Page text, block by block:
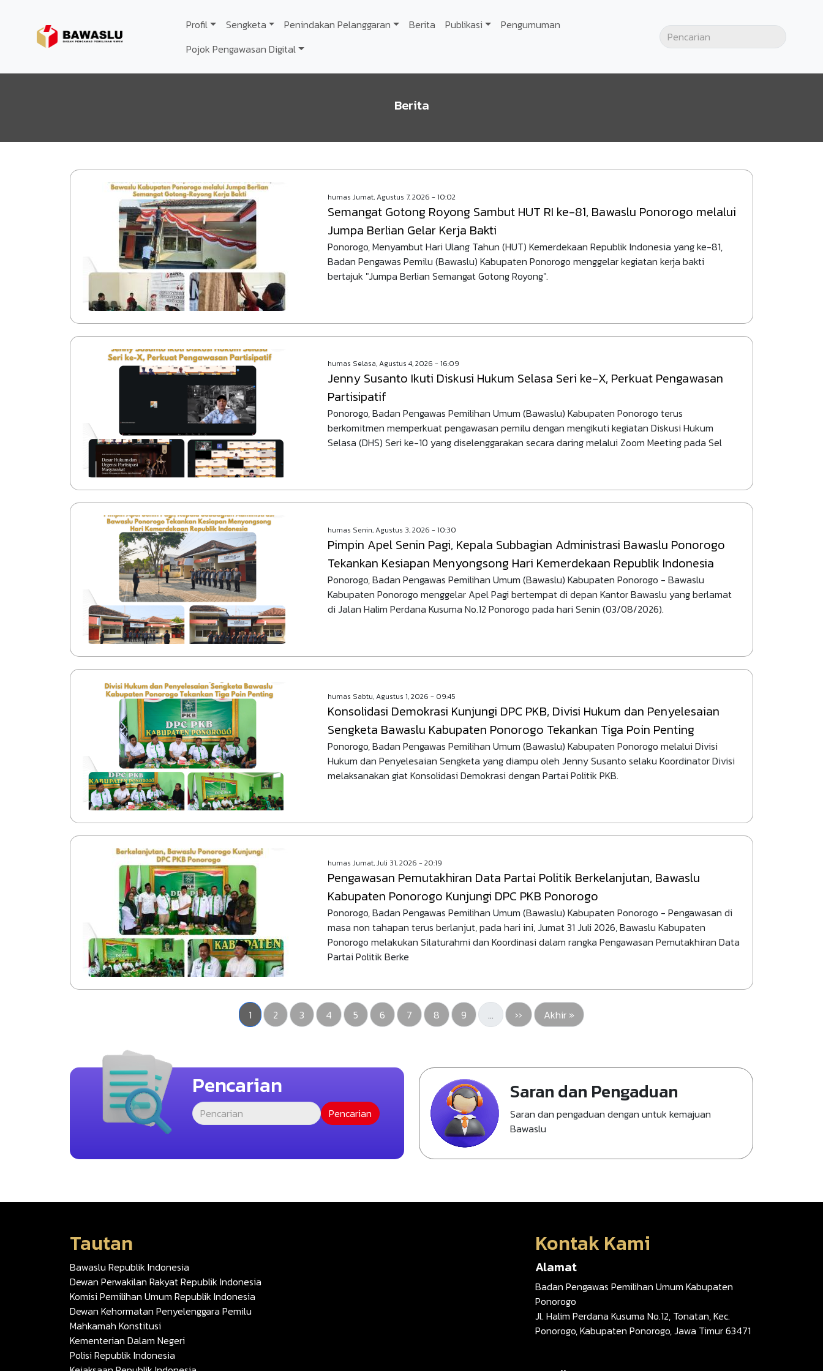
Profil
Sengketa Penindakan Pelanggaran Berita Publikasi
Pengumuman
Pojok Pengawasan Digital
Berita
humas Jumat, Agustus 7, 2026 - 10:02
Semangat Gotong Royong Sambut HUT RI ke-81, Bawaslu Ponorogo melalui
Jumpa Berlian Gelar Kerja Bakti
Ponorogo, Menyambut Hari Ulang Tahun (HUT) Kemerdekaan Republik Indonesia yang ke-81,
Badan Pengawas Pemilu (Bawaslu) Kabupaten Ponorogo menggelar kegiatan kerja bakti
bertajuk "Jumpa Berlian Semangat Gotong Royong".
humas Selasa, Agustus 4, 2026 - 16:09
Jenny Susanto Ikuti Diskusi Hukum Selasa Seri ke-X, Perkuat Pengawasan
Partisipatif
Ponorogo, Badan Pengawas Pemilihan Umum (Bawaslu) Kabupaten Ponorogo terus
berkomitmen memperkuat pengawasan pemilu dengan mengikuti kegiatan Diskusi Hukum
Selasa (DHS) Seri ke-10 yang diselenggarakan secara daring melalui Zoom Meeting pada Sel
humas Senin, Agustus 3, 2026 - 10:30
Pimpin Apel Senin Pagi, Kepala Subbagian Administrasi Bawaslu Ponorogo
Tekankan Kesiapan Menyongsong Hari Kemerdekaan Republik Indonesia
Ponorogo, Badan Pengawas Pemilihan Umum (Bawaslu) Kabupaten Ponorogo - Bawaslu
Kabupaten Ponorogo menggelar Apel Pagi bertempat di depan Kantor Bawaslu yang berlamat
di Jalan Halim Perdana Kusuma No.12 Ponorogo pada hari Senin (03/08/2026).
humas Sabtu, Agustus 1, 2026 - 09:45
Konsolidasi Demokrasi Kunjungi DPC PKB, Divisi Hukum dan Penyelesaian
Sengketa Bawaslu Kabupaten Ponorogo Tekankan Tiga Poin Penting
Ponorogo, Badan Pengawas Pemilihan Umum (Bawaslu) Kabupaten Ponorogo melalui Divisi
Hukum dan Penyelesaian Sengketa yang diampu oleh Jenny Susanto selaku Koordinator Divisi
melaksanakan giat Konsolidasi Demokrasi dengan Partai Politik PKB.
humas Jumat, Juli 31, 2026 - 20:19
Pengawasan Pemutakhiran Data Partai Politik Berkelanjutan, Bawaslu
Kabupaten Ponorogo Kunjungi DPC PKB Ponorogo
Ponorogo, Badan Pengawas Pemilihan Umum (Bawaslu) Kabupaten Ponorogo - Pengawasan di
masa non tahapan terus berlanjut, pada hari ini, Jumat 31 Juli 2026, Bawaslu Kabupaten
Ponorogo melakukan Silaturahmi dan Koordinasi dalam rangka Pengawasan Pemutakhiran Data
Partai Politik Berke
Halaman sekarang
1 Pengawasan
2 Pengawasan
3 Pengawasan
4 Pengawasan
5 Pengawasan
6 Pengawasan
7 Pengawasan
8 Pengawasan
9 … Halaman berikutnya
›› Last page
Akhir »
Pencarian Saran dan Pengaduan
Saran dan pengaduan dengan untuk kemajuan
Bawaslu
Tautan
Bawaslu Republik Indonesia
Dewan Perwakilan Rakyat Republik Indonesia
Komisi Pemilihan Umum Republik Indonesia
Dewan Kehormatan Penyelenggara Pemilu
Mahkamah Konstitusi
Kementerian Dalam Negeri
Polisi Republik Indonesia
Kontak Kami
Alamat
Badan Pengawas Pemilihan Umum Kabupaten
Ponorogo
Jl. Halim Perdana Kusuma No.12, Tonatan, Kec.
Ponorogo, Kabupaten Ponorogo, Jawa Timur 63471